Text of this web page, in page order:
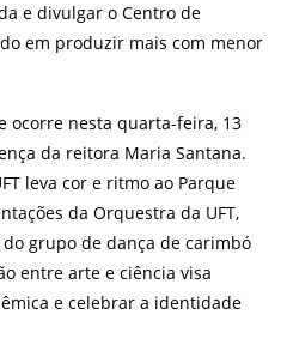
e divulgar o Centro de
em produzir mais com menor
ocorre nesta quarta-feira, 13
da reitora Maria Santana.
leva cor e ritmo ao Parque
da Orquestra da UFT,
grupo de dança de carimbó
entre arte e ciência visa
e celebrar a identidade